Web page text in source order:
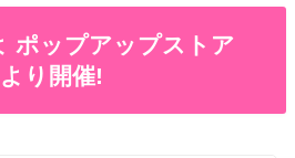
ポップアップストア
り開催!